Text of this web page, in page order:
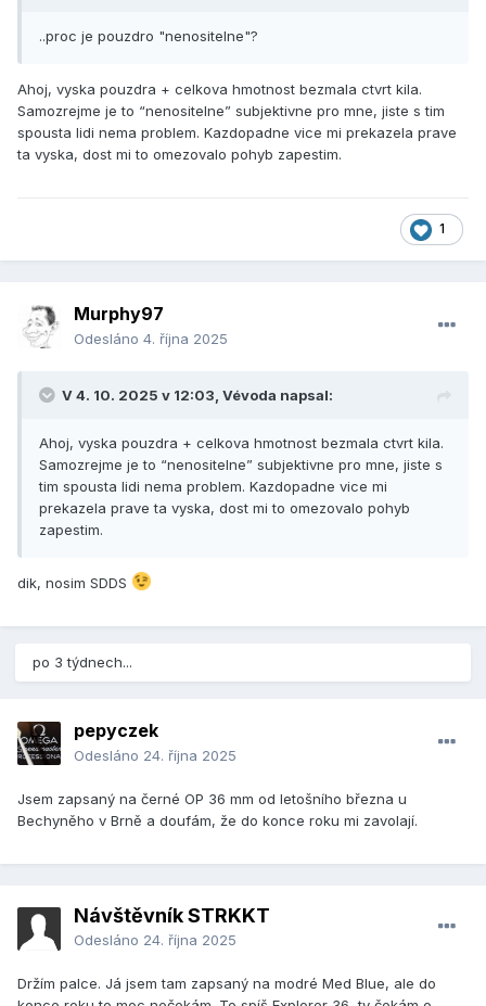
..proc je pouzdro "nenositelne"?
Ahoj, vyska pouzdra + celkova hmotnost bezmala ctvrt kila.
Samozrejme je to “nenositelne” subjektivne pro mne, jiste s tim
spousta lidi nema problem. Kazdopadne vice mi prekazela prave
ta vyska, dost mi to omezovalo pohyb zapestim.
1
Murphy97
Odesláno 4. října 2025
V 4. 10. 2025 v 12:03, Vévoda napsal:
Ahoj, vyska pouzdra + celkova hmotnost bezmala ctvrt kila.
Samozrejme je to “nenositelne” subjektivne pro mne, jiste s
tim spousta lidi nema problem. Kazdopadne vice mi
prekazela prave ta vyska, dost mi to omezovalo pohyb
zapestim.
dik, nosim SDDS
po 3 týdnech...
pepyczek
Odesláno 24. října 2025
Jsem zapsaný na černé OP 36 mm od letošního března u
Bechyněho v Brně a doufám, že do konce roku mi zavolají.
Návštěvník STRKKT
Odesláno 24. října 2025
Držím palce. Já jsem tam zapsaný na modré Med Blue, ale do